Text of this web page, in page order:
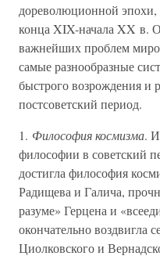
дореволюционной эпохи,
конца XIX-начала XX в.
важнейших проблем
самые разнообразные
быстрого возрождения и
постсоветский период.
1. Философия космизма.
философии в советский
достигла философия
Радищева и Галича,
разуме» Герцена и
окончательно воздвигла
Циолковского и